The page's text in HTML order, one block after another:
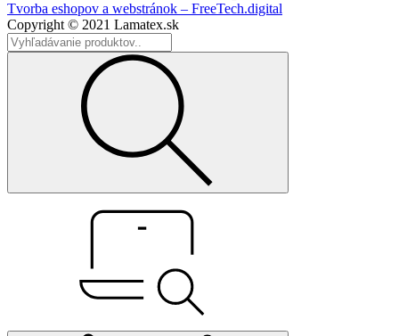
Tvorba eshopov a webstránok – FreeTech.digital
Copyright © 2021 Lamatex.sk